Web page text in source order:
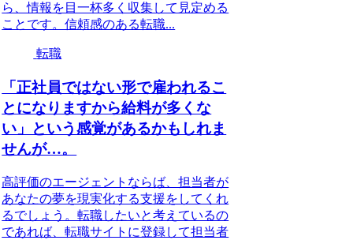
ら、情報を目一杯多く収集して見定める
ことです。信頼感のある転職...
転職
「正社員ではない形で雇われるこ
とになりますから給料が多くな
い」という感覚があるかもしれま
せんが…。
高評価のエージェントならば、担当者が
あなたの夢を現実化する支援をしてくれ
るでしょう。転職したいと考えているの
であれば、転職サイトに登録して担当者